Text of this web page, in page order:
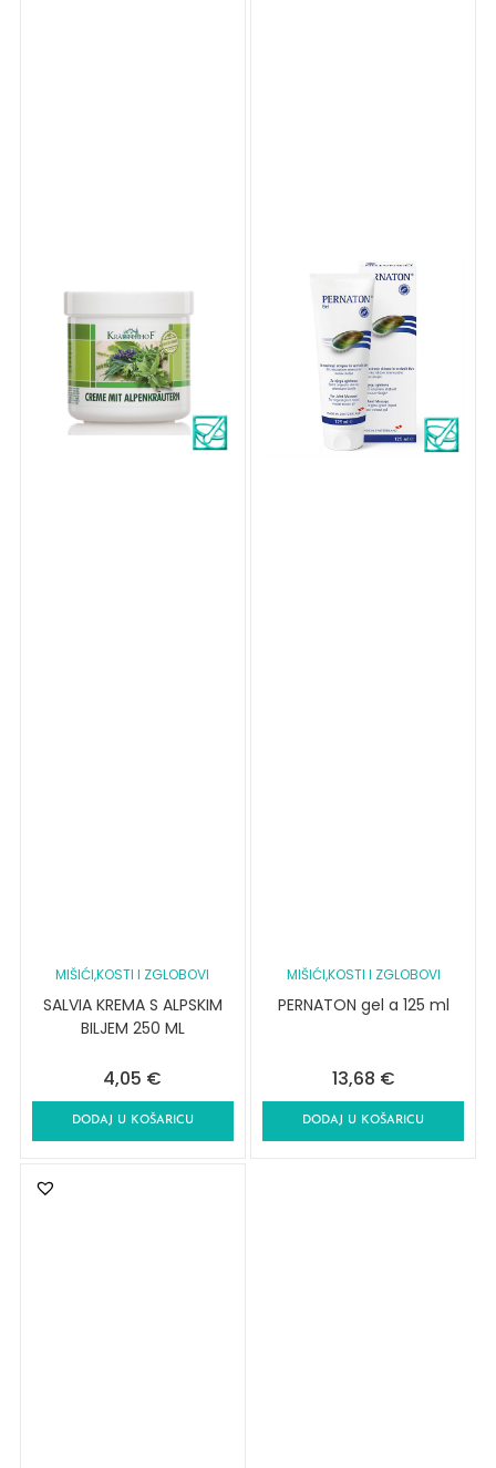
MIŠIĆI,KOSTI I ZGLOBOVI
SALVIA KREMA S ALPSKIM
BILJEM 250 ML
4,05 €
DODAJ U KOŠARICU
MIŠIĆI,KOSTI I ZGLOBOVI
PERNATON gel a 125 ml
13,68 €
DODAJ U KOŠARICU